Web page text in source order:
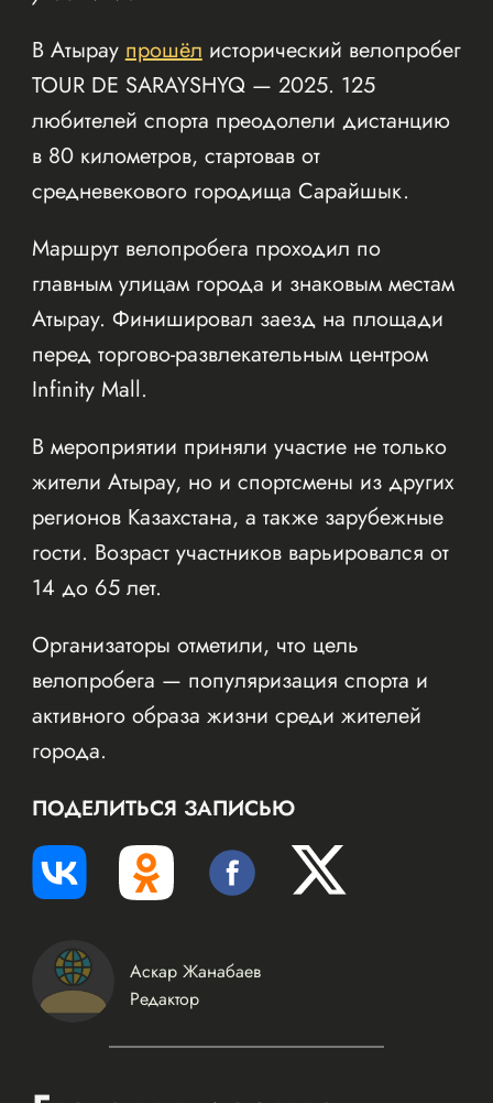
В Атырау прошёл исторический велопробег
TOUR DE SARAYSHYQ — 2025. 125
любителей спорта преодолели дистанцию
в 80 километров, стартовав от
средневекового городища Сарайшык.
Маршрут велопробега проходил по
главным улицам города и знаковым местам
Атырау. Финишировал заезд на площади
перед торгово-развлекательным центром
Infinity Mall.
В мероприятии приняли участие не только
жители Атырау, но и спортсмены из других
регионов Казахстана, а также зарубежные
гости. Возраст участников варьировался от
14 до 65 лет.
Организаторы отметили, что цель
велопробега — популяризация спорта и
активного образа жизни среди жителей
города.
ПОДЕЛИТЬСЯ ЗАПИСЬЮ
Аскар Жанабаев
Редактор